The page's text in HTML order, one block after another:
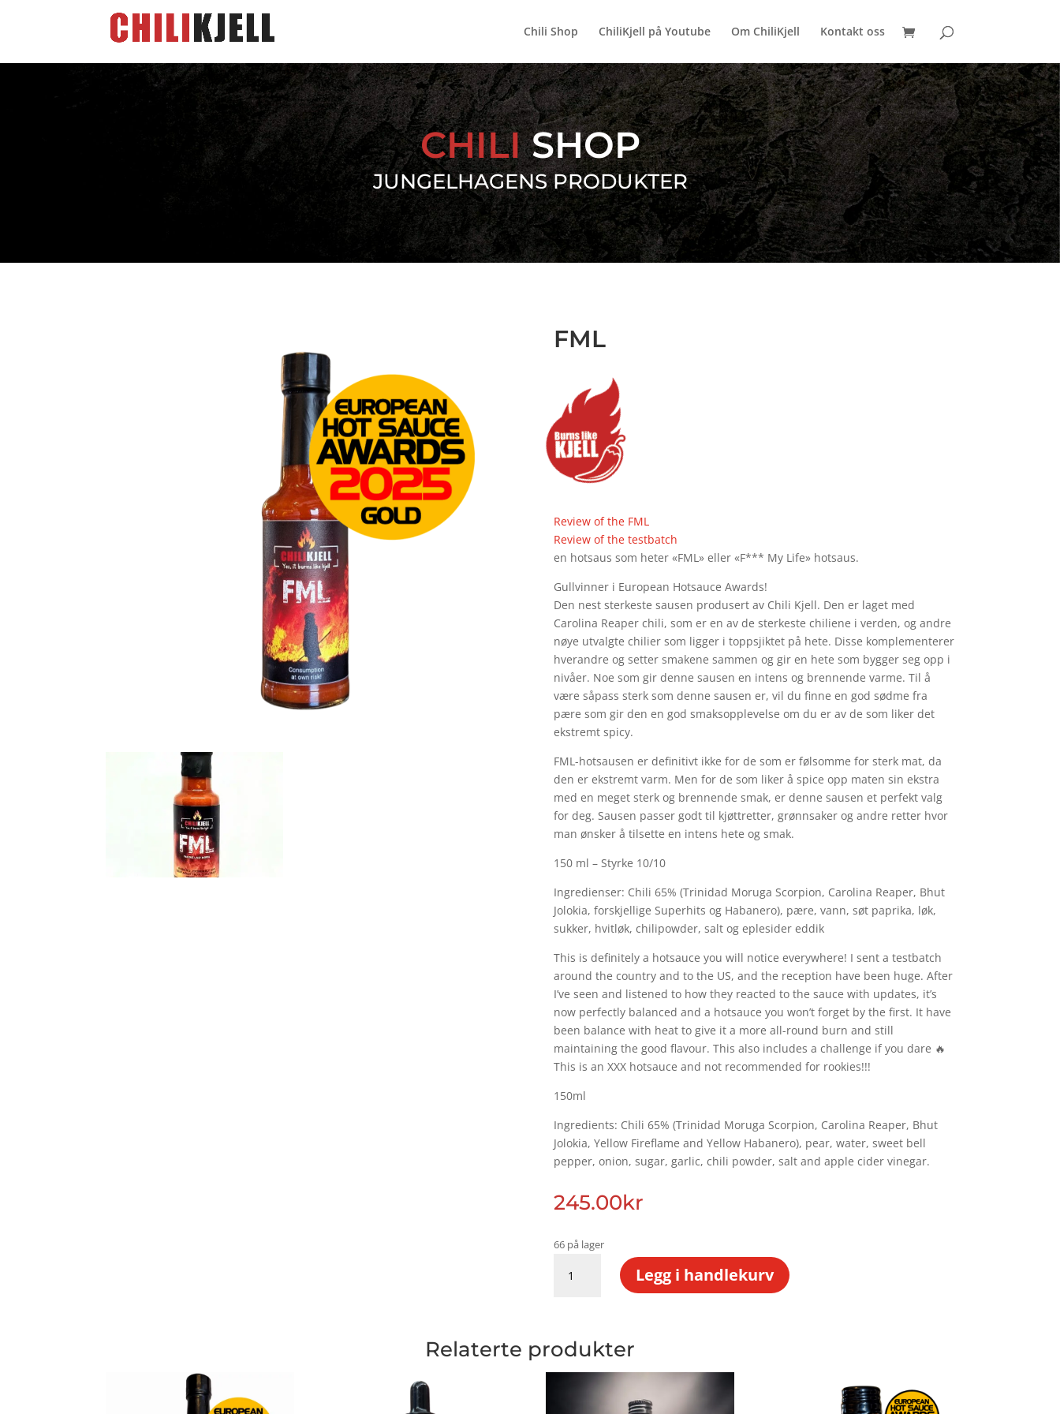
Chili Shop ChiliKjell på Youtube Om ChiliKjell Kontakt oss
CHILISHOP
JUNGELHAGENS PRODUKTER
FML
Review of the FML
Review of the testbatch
en hotsaus som heter «FML» eller «F*** My Life» hotsaus.
Gullvinner i European Hotsauce Awards!
Den nest sterkeste sausen produsert av Chili Kjell. Den er laget med
Carolina Reaper chili, som er en av de sterkeste chiliene i verden, og andre
nøye utvalgte chilier som ligger i toppsjiktet på hete. Disse komplementerer
hverandre og setter smakene sammen og gir en hete som bygger seg opp i
nivåer. Noe som gir denne sausen en intens og brennende varme. Til å
være såpass sterk som denne sausen er, vil du finne en god sødme fra
pære som gir den en god smaksopplevelse om du er av de som liker det
ekstremt spicy.
FML-hotsausen er definitivt ikke for de som er følsomme for sterk mat, da
den er ekstremt varm. Men for de som liker å spice opp maten sin ekstra
med en meget sterk og brennende smak, er denne sausen et perfekt valg
for deg. Sausen passer godt til kjøttretter, grønnsaker og andre retter hvor
man ønsker å tilsette en intens hete og smak.
150 ml – Styrke 10/10
Ingredienser: Chili 65% (Trinidad Moruga Scorpion, Carolina Reaper, Bhut
Jolokia, forskjellige Superhits og Habanero), pære, vann, søt paprika, løk,
sukker, hvitløk, chilipowder, salt og eplesider eddik
This is definitely a hotsauce you will notice everywhere! I sent a testbatch
around the country and to the US, and the reception have been huge. After
I’ve seen and listened to how they reacted to the sauce with updates, it’s
now perfectly balanced and a hotsauce you won’t forget by the first. It have
been balance with heat to give it a more all-round burn and still
maintaining the good flavour. This also includes a challenge if you dare 🔥
This is an XXX hotsauce and not recommended for rookies!!!
150ml
Ingredients: Chili 65% (Trinidad Moruga Scorpion, Carolina Reaper, Bhut
Jolokia, Yellow Fireflame and Yellow Habanero), pear, water, sweet bell
pepper, onion, sugar, garlic, chili powder, salt and apple cider vinegar.
245.00kr
66 på lager
antall
Legg i handlekurv
Relaterte produkter